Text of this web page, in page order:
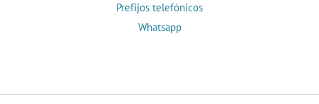
Prefijos telefónicos
Whatsapp